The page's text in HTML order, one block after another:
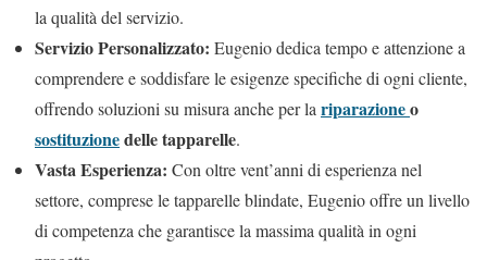
la qualità del servizio.
Servizio Personalizzato: Eugenio dedica tempo e attenzione a
comprendere e soddisfare le esigenze specifiche di ogni cliente,
offrendo soluzioni su misura anche per la riparazioneo
sostituzionedelle tapparelle.
Vasta Esperienza: Con oltre vent’anni di esperienza nel
settore, comprese le tapparelle blindate, Eugenio offre un livello
di competenza che garantisce la massima qualità in ogni